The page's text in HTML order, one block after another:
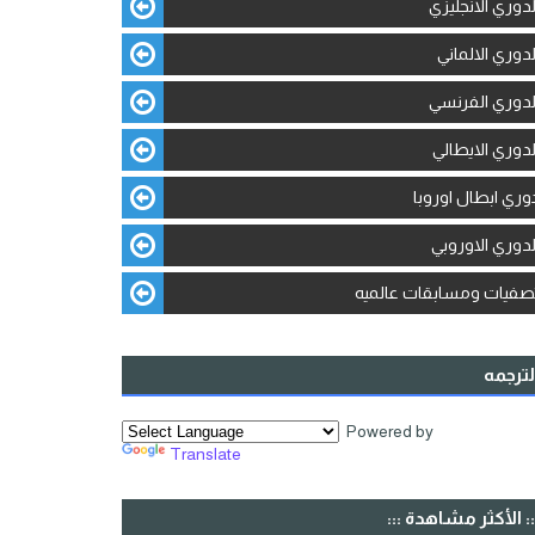
الانجليزي
الالماني
الفرنسي
الايطالي
ابطال اوروبا
الاوروبي
ومسابقات عالميه
Powered by
Translate
الأكثر مشاهدة :::